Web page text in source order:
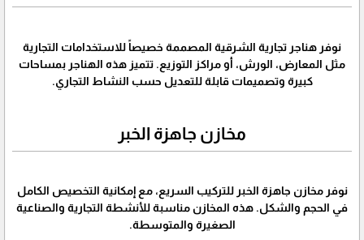
نوفر هناجر تجارية الشرقية المصممة خصيصاً للاستخدامات التجارية
مثل المعارض، الورش، أو مراكز التوزيع. تتميز هذه الهناجر بمساحات
كبيرة وتصميمات قابلة للتعديل حسب النشاط التجاري.
مخازن جاهزة الخبر
نوفر مخازن جاهزة الخبر للتركيب السريع، مع إمكانية التخصيص الكامل
في الحجم والشكل. هذه المخازن مناسبة للأنشطة التجارية والصناعية
الصغيرة والمتوسطة.